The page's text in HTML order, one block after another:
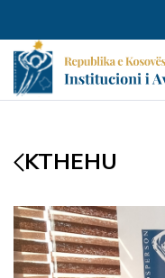
KTHEHU